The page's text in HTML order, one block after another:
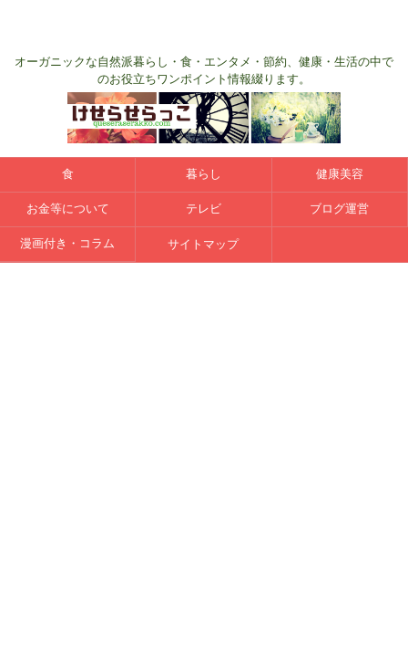
オーガニックな自然派暮らし・食・エンタメ・節約、健康・生活の中で
のお役立ちワンポイント情報綴ります。
食 暮らし 健康美容
お金等について テレビ ブログ運営
漫画付き・コラム サイトマップ